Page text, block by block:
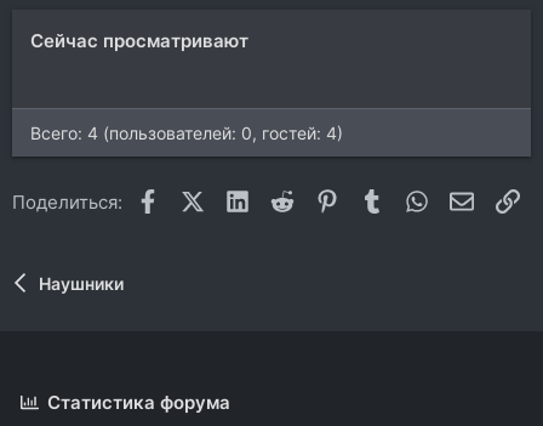
Сейчас просматривают
Всего: 4 (пользователей: 0, гостей: 4)
Поделиться: FacebookX (Twitter)
LinkedIn
Reddit Pinterest
Tumblr WhatsApp
Наушники
Статистика форума